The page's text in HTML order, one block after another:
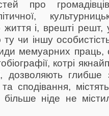
про
життя і, врешті
чи іншу
мемуарних праць,
котрі
дозволяють глибше
та сподівання,
більше ніде не